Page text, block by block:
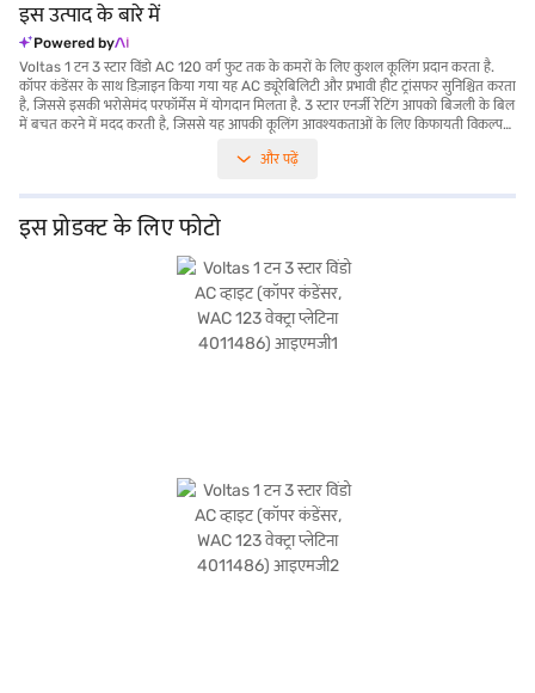
इस उत्पाद के बारे में
Powered by
Voltas 1 टन 3 स्टार विंडो AC 120 वर्ग फुट तक के कमरों के लिए कुशल कूलिंग प्रदान करता है.
कॉपर कंडेंसर के साथ डिज़ाइन किया गया यह AC ड्यूरेबिलिटी और प्रभावी हीट ट्रांसफर सुनिश्चित करता
है, जिससे इसकी भरोसेमंद परफॉर्मेंस में योगदान मिलता है. 3 स्टार एनर्जी रेटिंग आपको बिजली के बिल
में बचत करने में मदद करती है, जिससे यह आपकी कूलिंग आवश्यकताओं के लिए किफायती विकल्प
साफ और स्वस्थ हो. लेकिन इसमें इन्वर्टर टेक्नोलॉजी नहीं है, लेकिन यह Voltas AC लगातार कूलिंग
यह AC दक्षता पर समझौता किए बिना परफॉर्मेंस प्रदान करता है. Voltas 1 टन 3 स्टार विंडो AC के
बारे में सभी आवश्यक जानकारी पाएं. अपना पसंदीदा वेरिएंट चुनने के बाद, आप बजाज मॉल पर एयर
कंडीशनर देख सकते हैं और इसे बजाज फाइनेंस पार्टनर स्टोर से खरीद सकते हैं. कुछ चरणों में अपनी
योग्यता चेक करें और बजाज फाइनेंस से आसान EMI के साथ बिना किसी फाइनेंशियल तनाव के अपने
और पढ़ें
इस प्रोडक्ट के लिए फोटो